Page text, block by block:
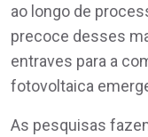
ao longo de
precoce desses
entraves para a
fotovoltaica
As pesquisas